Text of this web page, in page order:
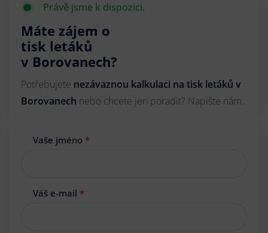
Právě jsme k dispozici.
Máte zájem o
tisk letáků
v Borovanech?
Potřebujete nezávaznou kalkulaci na tisk letáků v
Borovanech nebo chcete jen poradit? Napište nám.
Vaše jméno *
Váš e-mail *